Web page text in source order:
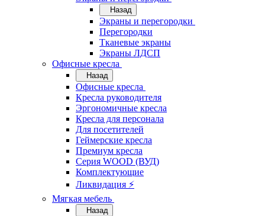
Назад
Экраны и перегородки
Перегородки
Тканевые экраны
Экраны ЛДСП
Офисные кресла
Назад
Офисные кресла
Кресла руководителя
Эргономичные кресла
Кресла для персонала
Для посетителей
Геймерские кресла
Премиум кресла
Серия WOOD (ВУД)
Комплектующие
Ликвидация ⚡
Мягкая мебель
Назад